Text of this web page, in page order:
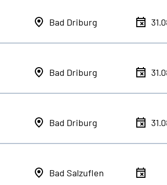
Bad Driburg
Bad Driburg
Bad Driburg
Bad Salzuflen